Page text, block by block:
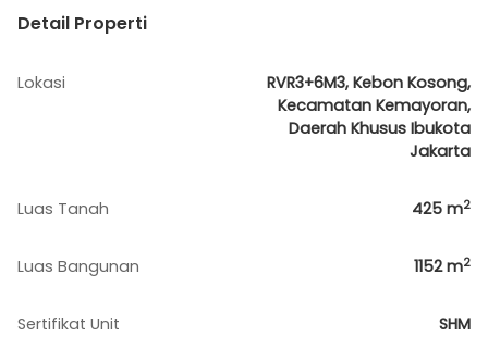
Detail Properti
Lokasi
RVR3+6M3, Kebon Kosong,
Kecamatan Kemayoran,
Daerah Khusus Ibukota
Jakarta
Luas Tanah 425 m2
Luas Bangunan 1152m2
Sertifikat Unit SHM